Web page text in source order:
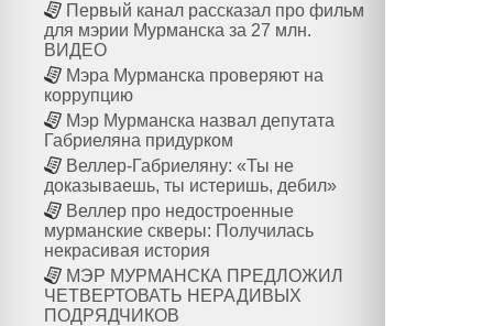
Первый канал рассказал про фильм
для мэрии Мурманска за 27 млн.
ВИДЕО
Мэра Мурманска проверяют на
коррупцию
Мэр Мурманска назвал депутата
Габриеляна придурком
Веллер-Габриеляну: «Ты не
доказываешь, ты истеришь, дебил»
Веллер про недостроенные
мурманские скверы: Получилась
некрасивая история
МЭР МУРМАНСКА ПРЕДЛОЖИЛ
ЧЕТВЕРТОВАТЬ НЕРАДИВЫХ
ПОДРЯДЧИКОВ